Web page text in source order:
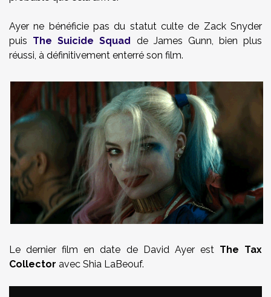
Ayer ne bénéficie pas du statut culte de Zack Snyder
puis The Suicide Squad
de James Gunn, bien plus
réussi, à définitivement enterré son film.
Le dernier film en date de David Ayer estThe Tax
Collector avec Shia LaBeouf.